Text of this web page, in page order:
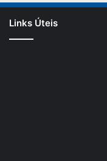
Links Úteis